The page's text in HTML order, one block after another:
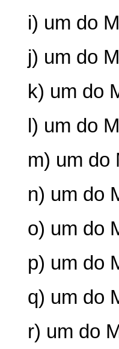
i) um do
j) um do
k) um do
l) um do
m) um do
n) um do
o) um do
p) um do
q) um do
r) um do